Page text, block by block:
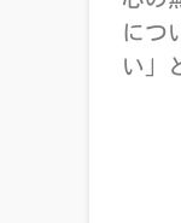
につ
い」